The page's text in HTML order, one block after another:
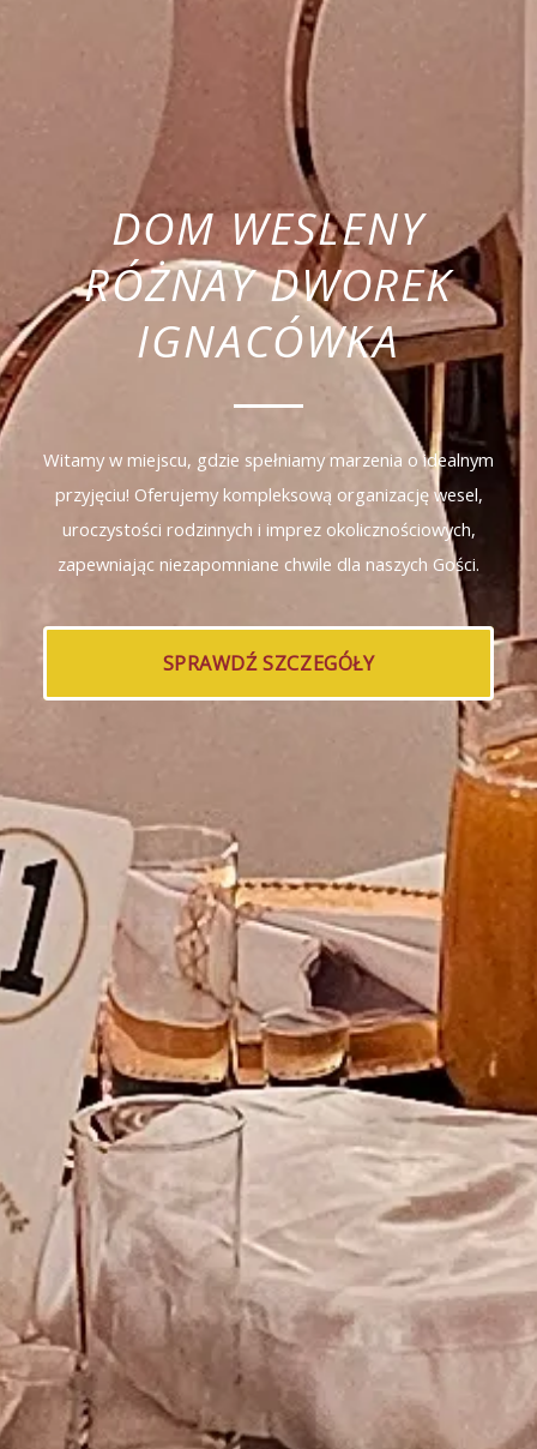
DOM WESLENY
RÓŻNAY DWOREK
IGNACÓWKA
Witamy w miejscu, gdzie spełniamy marzenia o idealnym
przyjęciu! Oferujemy kompleksową organizację wesel,
uroczystości rodzinnych i imprez okolicznościowych,
zapewniając niezapomniane chwile dla naszych Gości.
SPRAWDŹ SZCZEGÓŁY